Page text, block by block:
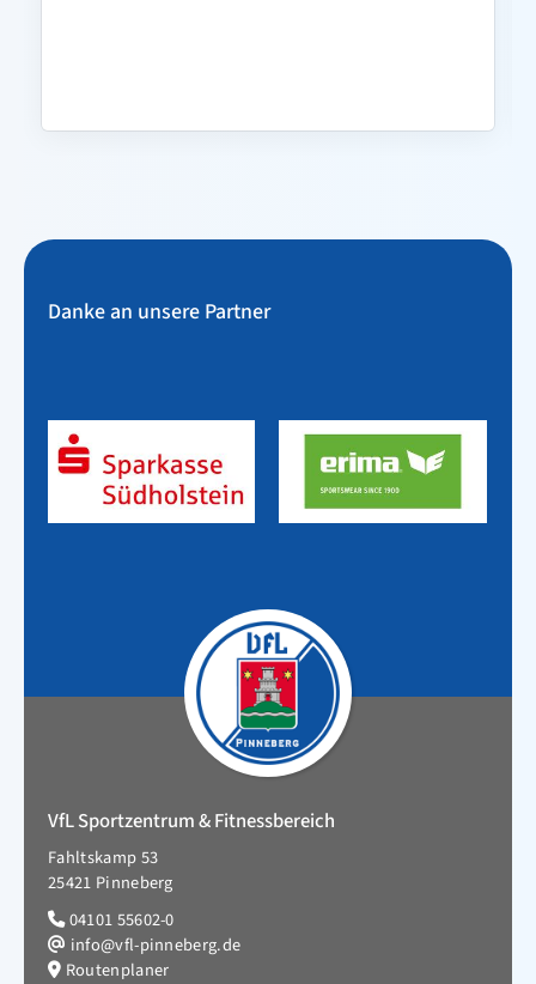
Danke an unsere Partner
VfL Sportzentrum & Fitnessbereich
Fahltskamp 53
25421 Pinneberg
04101 55602-0
info@vfl-pinneberg.de
Routenplaner